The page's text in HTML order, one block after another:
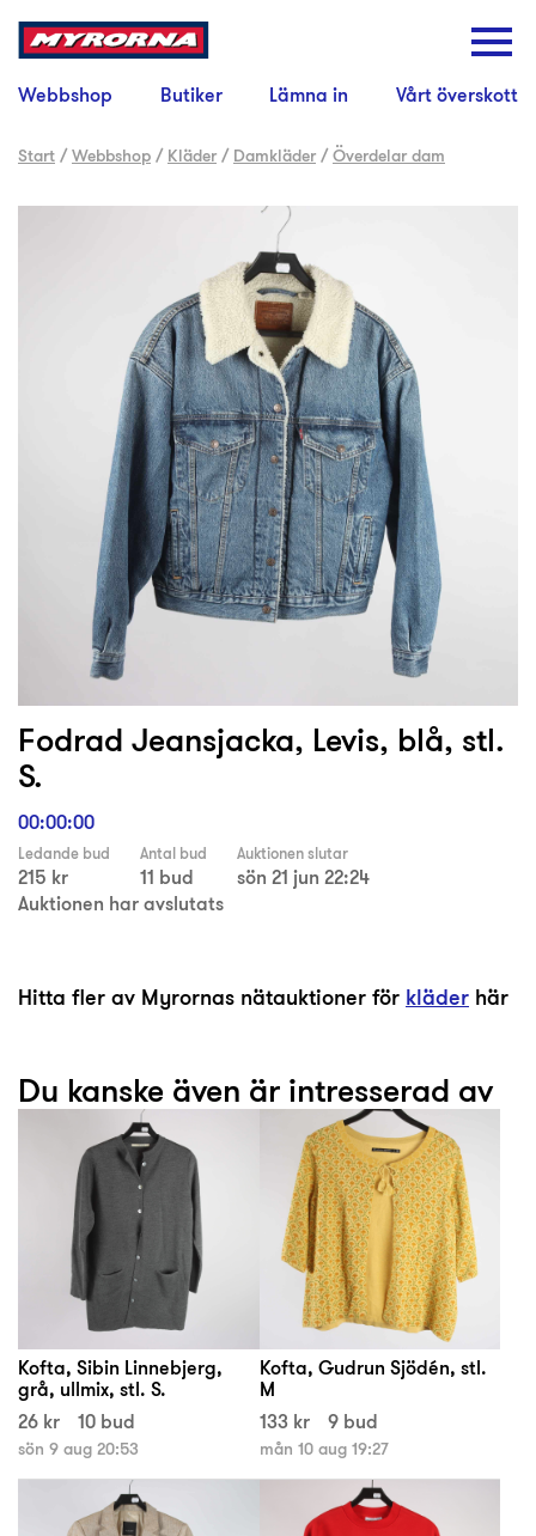
Webbshop Butiker Lämna in Vårt överskott
Start /Webbshop / Kläder / Damkläder /Överdelar dam
Fodrad Jeansjacka, Levis, blå, stl.
S.
00:00:00
Ledande bud
215 kr
Antal bud
11 bud
Auktionen slutar
sön 21 jun 22:24
Auktionen har avslutats
Hitta fler av Myrornas nätauktioner för kläder här
Du kanske även är intresserad av
Kofta, Sibin Linnebjerg,
grå, ullmix, stl. S.
26 kr
10 bud
sön 9 aug 20:53
Kofta, Gudrun Sjödén, stl.
M
133 kr
9 bud
mån 10 aug 19:27